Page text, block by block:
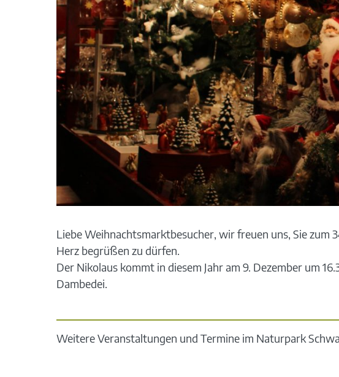
Liebe Weihnachtsmarktbesucher, wir freuen uns, Sie zum
Herz begrüßen zu dürfen.
Der Nikolaus kommt in diesem Jahr am 9. Dezember um
Dambedei.
Weitere Veranstaltungen und Termine im Naturpark